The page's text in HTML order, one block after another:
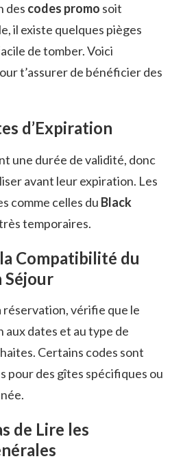
des codes promo soit
il existe quelques pièges
de tomber. Voici
t’assurer de bénéficier des
d’Expiration
une durée de validité, donc
avant leur expiration. Les
comme celles du Black
temporaires.
Compatibilité du
Séjour
vérifie que le
aux dates et au type de
Certains codes sont
pour des gîtes spécifiques ou
de Lire les